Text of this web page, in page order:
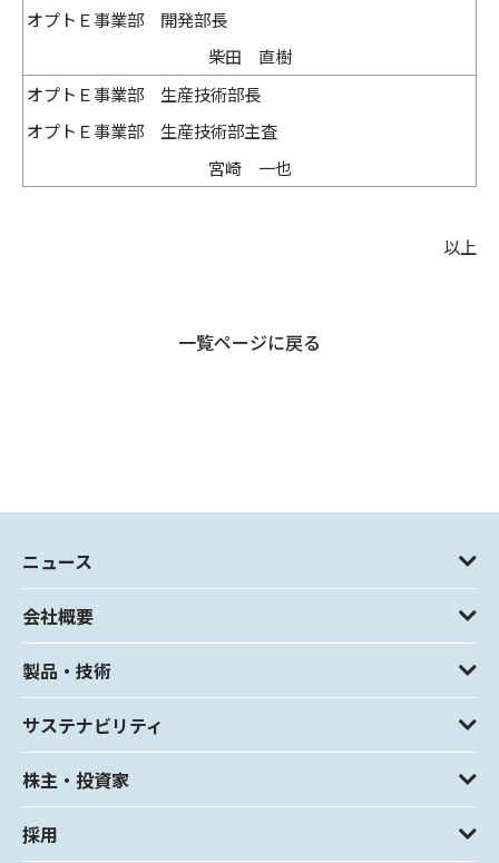
オプトＥ事業部 開発部長
柴田 直樹
オプトＥ事業部 生産技術部長
オプトＥ事業部 生産技術部主査
宮崎 一也
以上
一覧ページに戻る
ニュース
会社概要
製品・技術
サステナビリティ
株主・投資家
採用